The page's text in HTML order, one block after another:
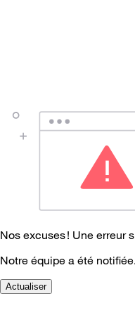
Nos excuses ! Une erreur
Notre équipe a été
Actualiser